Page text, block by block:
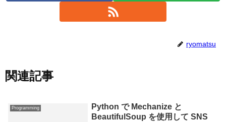
ryomatsu
関連記事
Programming
Python で Mechanize と
BeautifulSoup を使用して SNS